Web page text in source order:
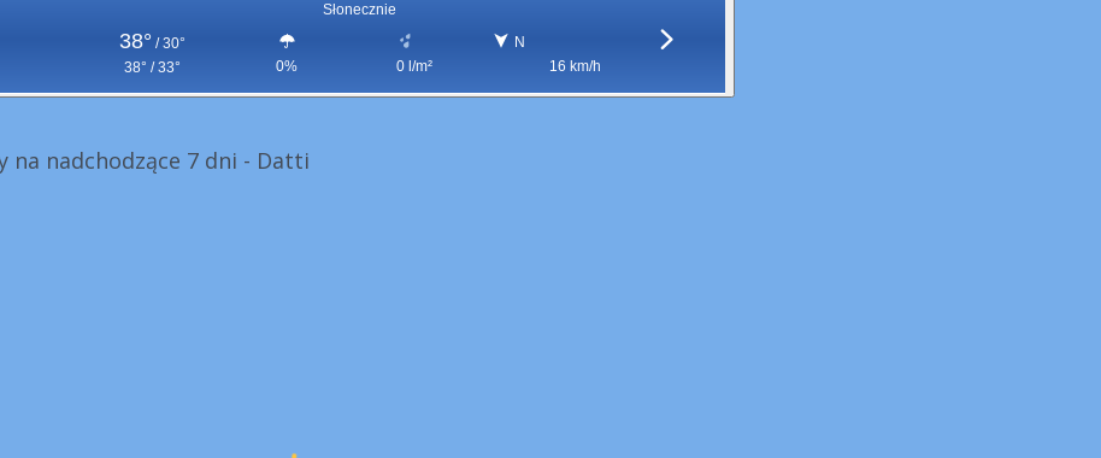
Słonecznie
38° / 30°
38° / 33°
0% 0 l/m²
N
16 km/h
na nadchodzące 7 dni - Datti